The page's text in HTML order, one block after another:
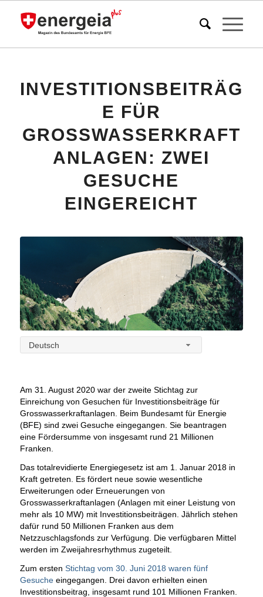
INVESTITIONSBEITRÄG
E FÜR
GROSSWASSERKRAFT
ANLAGEN: ZWEI
GESUCHE
EINGEREICHT
Deutsch
Am 31. August 2020 war der zweite Stichtag zur
Einreichung von Gesuchen für Investitionsbeiträge für
Grosswasserkraftanlagen. Beim Bundesamt für Energie
(BFE) sind zwei Gesuche eingegangen. Sie beantragen
eine Fördersumme von insgesamt rund 21 Millionen
Franken.
Das totalrevidierte Energiegesetz ist am 1. Januar 2018 in
Kraft getreten. Es fördert neue sowie wesentliche
Erweiterungen oder Erneuerungen von
Grosswasserkraftanlagen (Anlagen mit einer Leistung von
mehr als 10 MW) mit Investitionsbeiträgen. Jährlich stehen
dafür rund 50 Millionen Franken aus dem
Netzzuschlagsfonds zur Verfügung. Die verfügbaren Mittel
werden im Zweijahresrhythmus zugeteilt.
Zum ersten Stichtag vom 30. Juni 2018 waren fünf
Gesucheeingegangen. Drei davon erhielten einen
Investitionsbeitrag, insgesamt rund 101 Millionen Franken.